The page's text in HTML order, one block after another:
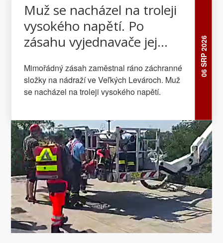
06 SRP 2026
Muž se nacházel na troleji
vysokého napětí. Po
zásahu vyjednavače jej
Mimořádný zásah zaměstnal ráno záchranné
složky na nádraží ve Veľkých Levároch. Muž
se nacházel na troleji vysokého napětí.